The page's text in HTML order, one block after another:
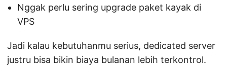
Nggak perlu sering upgrade paket kayak di
VPS
Jadi kalau kebutuhanmu serius, dedicated server
justru bisa bikin biaya bulanan lebih terkontrol.